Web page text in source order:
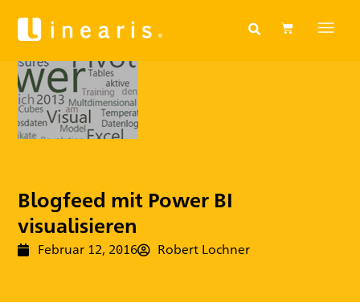
Blogfeed mit Power BI
visualisieren
Februar 12, 2016 Robert Lochner